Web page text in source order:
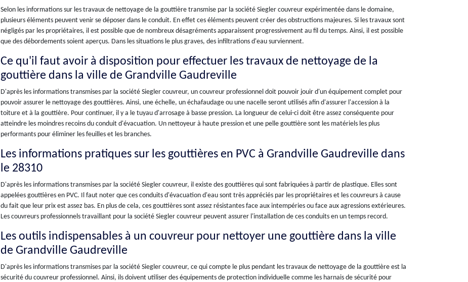
Selon les informations sur les travaux de nettoyage de la gouttière transmise par la société Siegler couvreur expérimentée dans le domaine,
plusieurs éléments peuvent venir se déposer dans le conduit. En effet ces éléments peuvent créer des obstructions majeures. Si les travaux sont
négligés par les propriétaires, il est possible que de nombreux désagréments apparaissent progressivement au fil du temps. Ainsi, il est possible
que des débordements soient aperçus. Dans les situations le plus graves, des infiltrations d'eau surviennent.
Ce qu'il faut avoir à disposition pour effectuer les travaux de nettoyage de la
gouttière dans la ville de Grandville Gaudreville
D'après les informations transmises par la société Siegler couvreur, un couvreur professionnel doit pouvoir jouir d'un équipement complet pour
pouvoir assurer le nettoyage des gouttières. Ainsi, une échelle, un échafaudage ou une nacelle seront utilisés afin d'assurer l'accession à la
toiture et à la gouttière. Pour continuer, il y a le tuyau d'arrosage à basse pression. La longueur de celui-ci doit être assez conséquente pour
atteindre les moindres recoins du conduit d'évacuation. Un nettoyeur à haute pression et une pelle gouttière sont les matériels les plus
performants pour éliminer les feuilles et les branches.
Les informations pratiques sur les gouttières en PVC à Grandville Gaudreville dans
le 28310
D'après les informations transmises par la société Siegler couvreur, il existe des gouttières qui sont fabriquées à partir de plastique. Elles sont
appelées gouttières en PVC. Il faut noter que ces conduits d'évacuation d'eau sont très appréciés par les propriétaires et les couvreurs à cause
du fait que leur prix est assez bas. En plus de cela, ces gouttières sont assez résistantes face aux intempéries ou face aux agressions extérieures.
Les couvreurs professionnels travaillant pour la société Siegler couvreur peuvent assurer l'installation de ces conduits en un temps record.
Les outils indispensables à un couvreur pour nettoyer une gouttière dans la ville
de Grandville Gaudreville
D'après les informations transmises par la société Siegler couvreur, ce qui compte le plus pendant les travaux de nettoyage de la gouttière est la
sécurité du couvreur professionnel. Ainsi, ils doivent utiliser des équipements de protection individuelle comme les harnais de sécurité pour